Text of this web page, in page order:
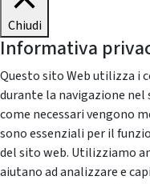
Chiudi
Informativa
Questo sito Web utilizza i
durante la navigazione nel
come necessari vengono
sono essenziali per il
del sito web. Utilizziamo
aiutano ad analizzare e